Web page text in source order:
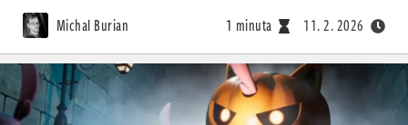
Michal Burian 1 minuta 11. 2. 2026